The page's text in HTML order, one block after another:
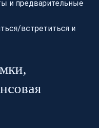
и предварительные
встретиться и